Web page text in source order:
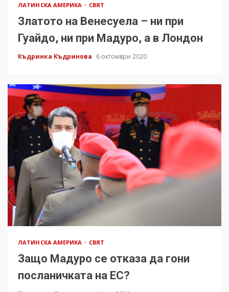
ЛАТИНСКА АМЕРИКА СВЯТ
Златото на Венесуела – ни при
Гуайдо, ни при Мадуро, а в Лондон
Къдринка Къдринова 6 октомври 2020
ЛАТИНСКА АМЕРИКА СВЯТ
Защо Мадуро се отказа да гони
посланичката на ЕС?